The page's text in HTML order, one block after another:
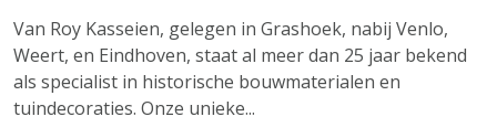
Van Roy Kasseien, gelegen in Grashoek, nabij Venlo,
Weert, en Eindhoven, staat al meer dan 25 jaar bekend
als specialist in historische bouwmaterialen en
tuindecoraties. Onze unieke...